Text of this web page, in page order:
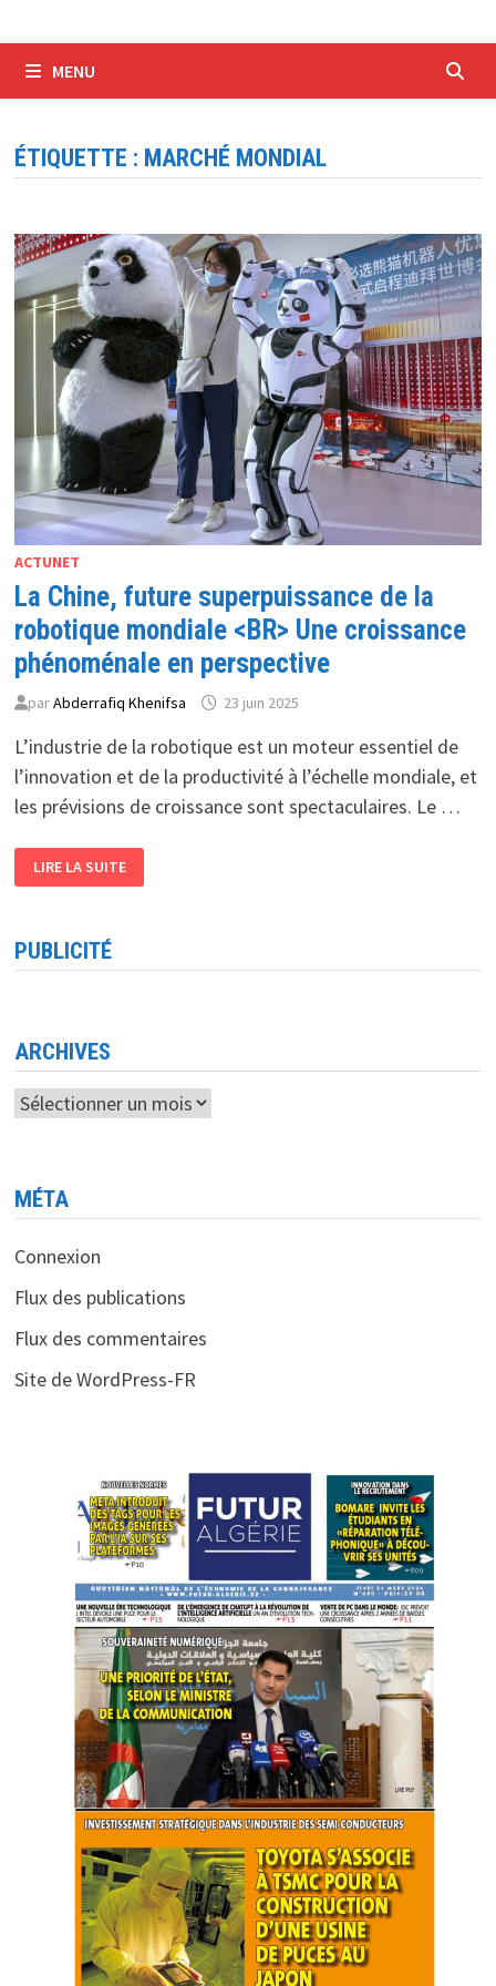
MENU
ÉTIQUETTE : MARCHÉ MONDIAL
ACTUNET
La Chine, future superpuissance de la
robotique mondiale <BR> Une croissance
phénoménale en perspective
parAbderrafiq Khenifsa 23 juin 2025
L’industrie de la robotique est un moteur essentiel de
l’innovation et de la productivité à l’échelle mondiale, et
les prévisions de croissance sont spectaculaires. Le …
CHINE,
FUTURE
ROBOTIQUE
MONDIALE
EN
PERSPECTIVE
LIRE LA SUITE
PUBLICITÉ
ARCHIVES
Archives
MÉTA
Connexion
Flux des publications
Flux des commentaires
Site de WordPress-FR